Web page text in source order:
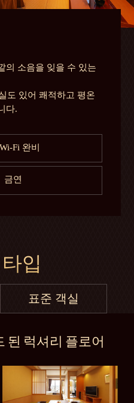
의 소음을 잊을 수 있는
도 있어 쾌적하고 평온
다.
Fi 완비
금연
입
표준 객실
된 럭셔리 플로어